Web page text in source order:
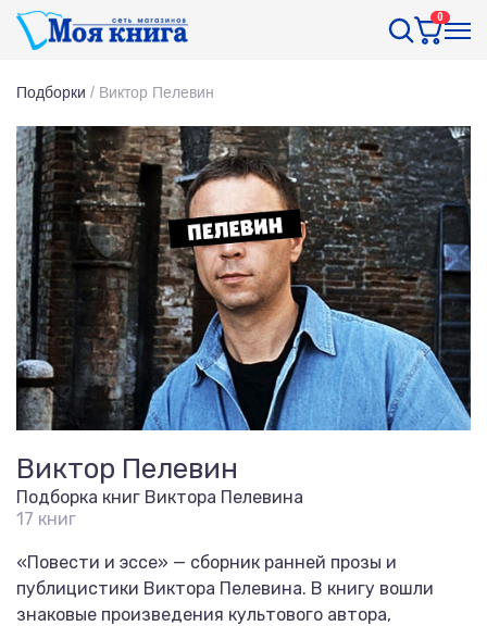
0
Подборки / Виктор Пелевин
Виктор Пелевин
Подборка книг Виктора Пелевина
17 книг
«Повести и эссе» — сборник ранней прозы и
публицистики Виктора Пелевина. В книгу вошли
знаковые произведения культового автора,